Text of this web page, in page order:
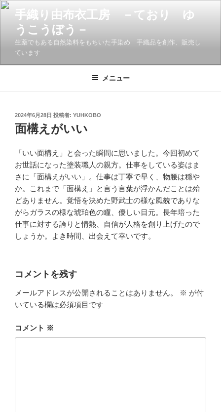
コ
へ
手織り由布衣工房 －ており ゆ
うこうぼう－
生薬でもある自然染料をもちいた手染め 手織品を創作、販売し
ています
メニュー
投
稿
日:
2024年6月28日 投稿者: YUHKOBO
面構えがいい
「いい面構え」と会った瞬間に思いました。今回初めて
お世話になった塗装職人の親方。仕事をしている姿はま
さに「面構えがいい」。仕事は丁寧で早く、物腰は穏や
か。これまで「面構え」と言う言葉が浮かんだことは殆
どありません。覚悟を決めた野武士の様な風貌でありな
がらガラスの様な琥珀色の瞳、優しい目元。長年培った
仕事に対する誇りと情熱、自信が人格を創り上げたので
しょうか。よき時間、出会えて幸いです。
コメントを残す
メールアドレスが公開されることはありません。 ※ が付
いている欄は必須項目です
コメント ※